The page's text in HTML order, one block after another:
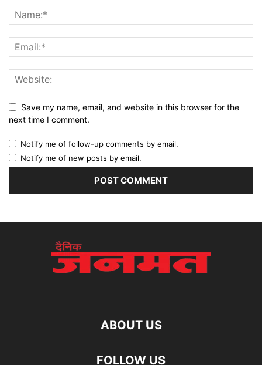
Save my name, email, and website in this browser for the
next time I comment.
Notify me of follow-up comments by email.
Notify me of new posts by email.
ABOUT US
FOLLOW US